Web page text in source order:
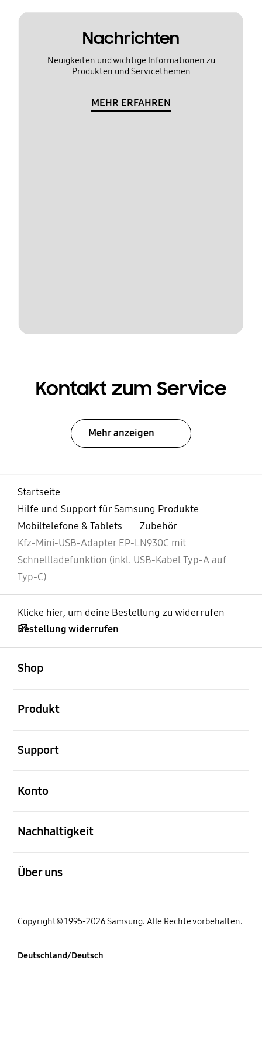
Nachrichten
Neuigkeiten und wichtige Informationen zu
Produkten und Servicethemen
MEHR ERFAHREN
Kontakt zum Service
Mehr anzeigen
Startseite
Hilfe und Support für Samsung Produkte
Mobiltelefone & Tablets
Zubehör
Kfz-Mini-USB-Adapter EP-LN930C mit
Schnellladefunktion (inkl. USB-Kabel Typ-A auf
Typ-C)
Klicke hier, um deine Bestellung zu widerrufen
Bestellung widerrufen
Shop
Produkt
Support
Konto
Nachhaltigkeit
Über uns
Copyright© 1995-2026 Samsung. Alle Rechte vorbehalten.
Deutschland/Deutsch